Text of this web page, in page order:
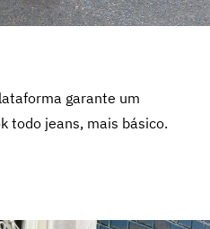
garante um
todo jeans, mais básico.